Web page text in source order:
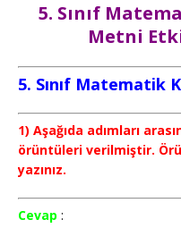
5. Sınıf
Metni
5. Sınıf Matematik
1) Aşağıda adımları
örüntüleri verilmiştir.
yazınız.
Cevap :